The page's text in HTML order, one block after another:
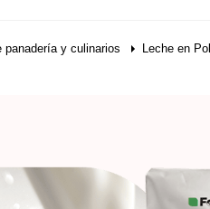
panadería y culinarios Leche en